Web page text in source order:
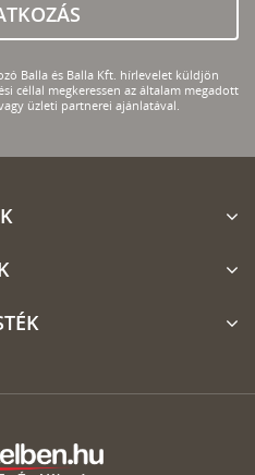
Balla és Balla Kft. hírlevelet küldjön
céllal megkeressen az általam megadott
üzleti partnerei ajánlatával.